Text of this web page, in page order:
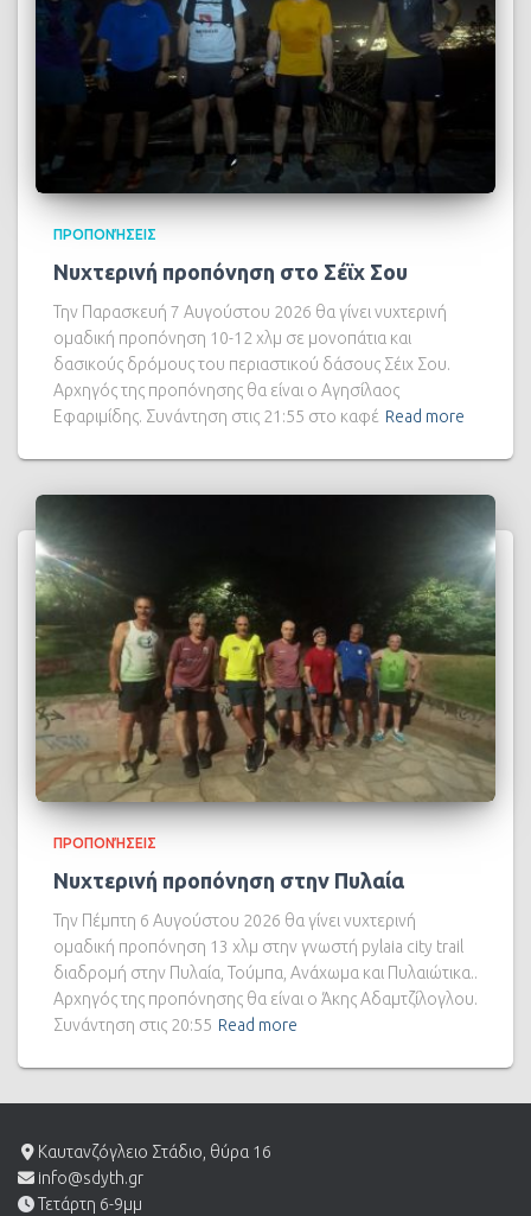
ΠΡΟΠΟΝΉΣΕΙΣ
Νυχτερινή προπόνηση στο Σέϊχ Σου
Την Παρασκευή 7 Αυγούστου 2026 θα γίνει νυχτερινή
ομαδική προπόνηση 10-12 χλμ σε μονοπάτια και
δασικούς δρόμους του περιαστικού δάσους Σέιχ Σου.
Αρχηγός της προπόνησης θα είναι ο Αγησίλαος
Εφαριμίδης. Συνάντηση στις 21:55 στο καφέ Read more
ΠΡΟΠΟΝΉΣΕΙΣ
Νυχτερινή προπόνηση στην Πυλαία
Την Πέμπτη 6 Αυγούστου 2026 θα γίνει νυχτερινή
ομαδική προπόνηση 13 χλμ στην γνωστή pylaia city trail
διαδρομή στην Πυλαία, Τούμπα, Ανάχωμα και Πυλαιώτικα..
Αρχηγός της προπόνησης θα είναι ο Άκης Αδαμτζίλογλου.
Συνάντηση στις 20:55 Read more
Καυτανζόγλειο Στάδιο, θύρα 16
info@sdyth.gr
Τετάρτη 6-9μμ